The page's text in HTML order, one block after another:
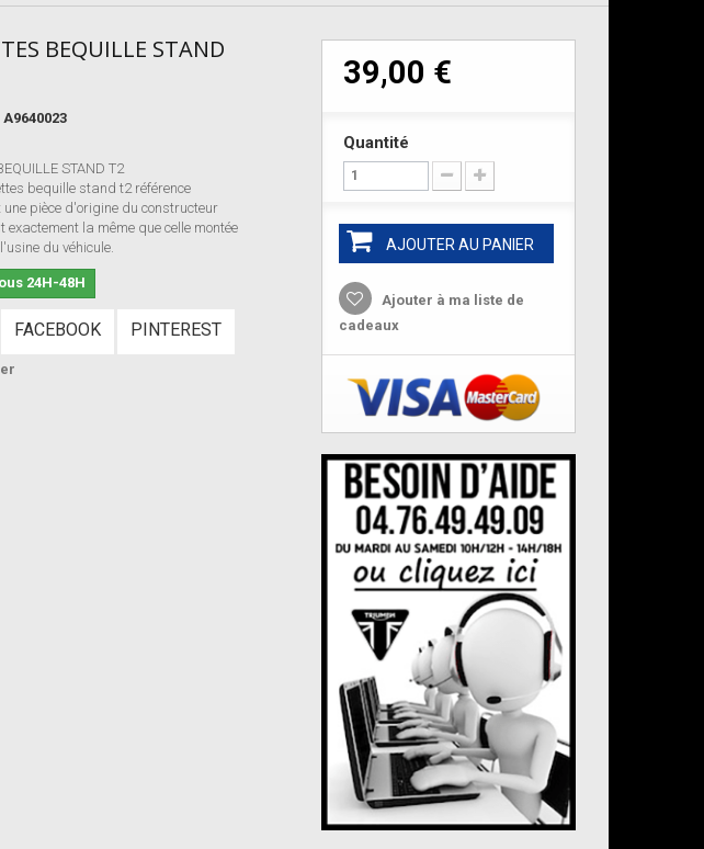
BEQUILLE STAND
A9640023
STAND T2
bequille stand t2 référence
une pièce d'origine du constructeur
exactement la même que celle montée
du véhicule.
24H-48H
FACEBOOK PINTEREST
39,00 €
Quantité
AJOUTER AU PANIER
Ajouter à ma liste de
cadeaux